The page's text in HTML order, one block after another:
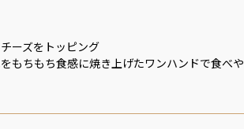
ーズをトッピング
もちもち食感に焼き上げたワンハンドで食べや